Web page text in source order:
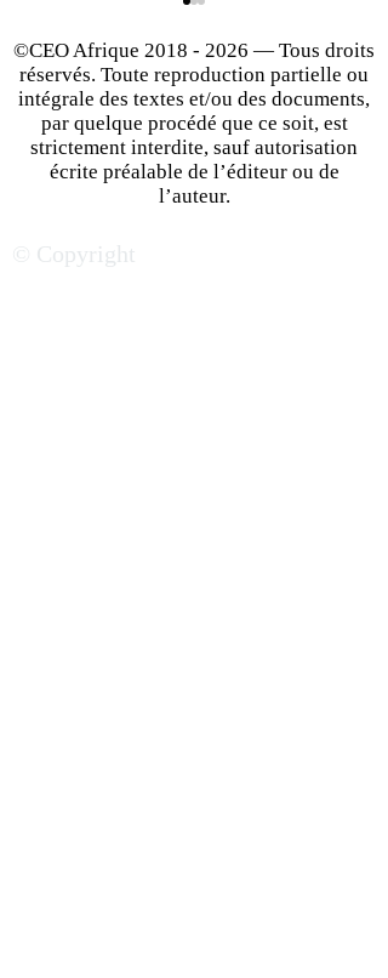
Le Rwanda, un hub
business
©CEO Afrique 2018 - 2026 — Tous droits
réservés. Toute reproduction partielle ou
intégrale des textes et/ou des documents,
par quelque procédé que ce soit, est
strictement interdite, sauf autorisation
écrite préalable de l’éditeur ou de
l’auteur.
© Copyright